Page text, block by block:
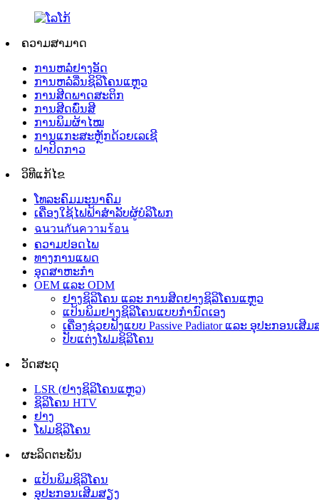
ຄວາມສາມາດ
ການຫລໍ່ຢາງອັດ
ການຫລໍ່ລື່ນຊິລິໂຄນແຫຼວ
ການສີດພາດສະຕິກ
ການສີດພົ່ນສີ
ການພິມຜ້າໄໝ
ການແກະສະຫຼັກດ້ວຍເລເຊີ
ຝາປິດກາວ
ວິທີແກ້ໄຂ
ໂທລະຄົມມະນາຄົມ
ເຄື່ອງໃຊ້ໄຟຟ້າສຳລັບຜູ້ບໍລິໂພກ
ฉนวนกันความร้อน
ຄວາມປອດໄພ
ທາງການແພດ
ອຸດສາຫະກຳ
OEM ແລະ ODM
ຢາງຊິລິໂຄນ ແລະ ການສີດຢາງຊິລິໂຄນແຫຼວ
ແປ້ນພິມຢາງຊິລິໂຄນແບບກຳນົດເອງ
ເຄື່ອງຊ່ວຍຟັງແບບ Passive Padiator ແລະ ອຸປະກອນເສີ
ປັບແຕ່ງໂຟມຊິລິໂຄນ
ວັດສະດຸ
LSR (ຢາງຊິລິໂຄນແຫຼວ)
ຊິລິໂຄນ HTV
ຢາງ
ໂຟມຊິລິໂຄນ
ຜະລິດຕະພັນ
ແປ້ນພິມຊິລິໂຄນ
ອຸປະກອນເສີມສຽງ